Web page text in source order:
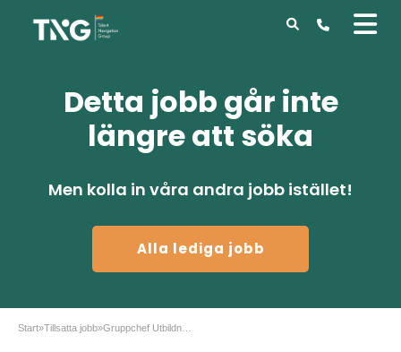
Detta jobb går inte
längre att söka
Men kolla in våra andra jobb istället!
Alla lediga jobb
Start»Tillsatta jobb»